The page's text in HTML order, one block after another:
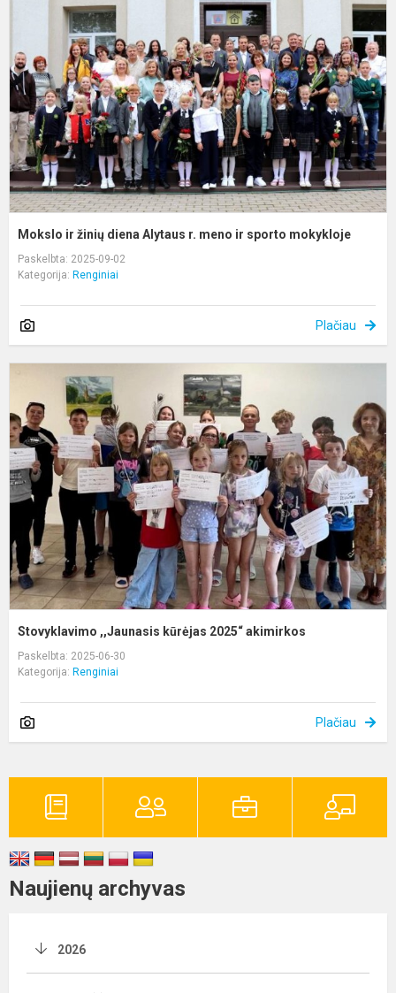
Mokslo ir žinių diena Alytaus r. meno ir sporto mokykloje
Paskelbta: 2025-09-02
Kategorija: Renginiai
Plačiau
Stovyklavimo ,,Jaunasis kūrėjas 2025“ akimirkos
Paskelbta: 2025-06-30
Kategorija: Renginiai
Plačiau
Naujienų archyvas
2026